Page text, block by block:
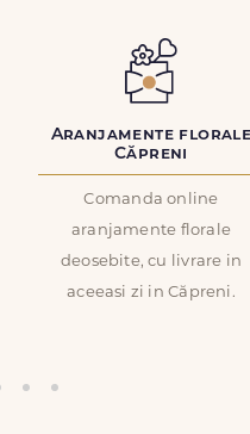
Aranjamente
Căpreni
Comanda online
aranjamente florale
deosebite, cu livrare in
aceeasi zi in Căpreni.